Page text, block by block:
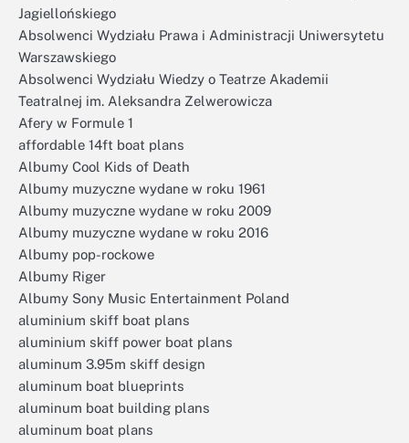
Jagiellońskiego
Absolwenci Wydziału Prawa i Administracji Uniwersytetu
Warszawskiego
Absolwenci Wydziału Wiedzy o Teatrze Akademii
Teatralnej im. Aleksandra Zelwerowicza
Afery w Formule 1
affordable 14ft boat plans
Albumy Cool Kids of Death
Albumy muzyczne wydane w roku 1961
Albumy muzyczne wydane w roku 2009
Albumy muzyczne wydane w roku 2016
Albumy pop-rockowe
Albumy Riger
Albumy Sony Music Entertainment Poland
aluminium skiff boat plans
aluminium skiff power boat plans
aluminum 3.95m skiff design
aluminum boat blueprints
aluminum boat building plans
aluminum boat plans